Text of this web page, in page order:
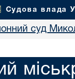
Судова влада
суд